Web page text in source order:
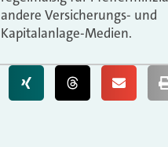
andere Versicherungs- und
Kapitalanlage-Medien.